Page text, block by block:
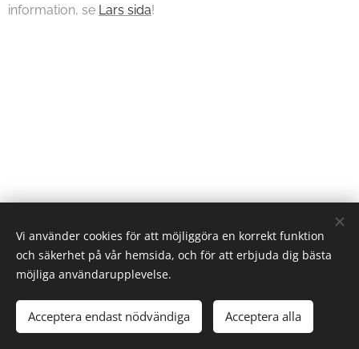
information, se Lars sida!
Skapad medWebnode Cookies
Vi använder cookies för att möjliggöra en korrekt funktion
och säkerhet på vår hemsida, och för att erbjuda dig bästa
möjliga användarupplevelse.
Acceptera endast nödvändiga Acceptera alla